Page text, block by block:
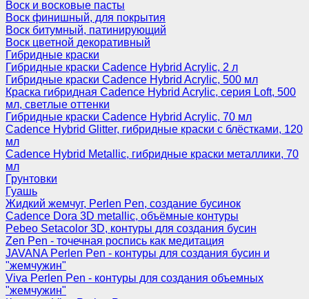
Воск и восковые пасты
Воск финишный, для покрытия
Воск битумный, патинирующий
Воск цветной декоративный
Гибридные краски
Гибридные краски Cadence Hybrid Acrylic, 2 л
Гибридные краски Cadence Hybrid Acrylic, 500 мл
Краска гибридная Cadence Hybrid Acrylic, серия Loft, 500
мл, светлые оттенки
Гибридные краски Cadence Hybrid Acrylic, 70 мл
Cadence Hybrid Glitter, гибридные краски с блёстками, 120
мл
Cadence Hybrid Metallic, гибридные краски металлики, 70
мл
Грунтовки
Гуашь
Жидкий жемчуг, Perlen Pen, создание бусинок
Cadence Dora 3D metallic, объёмные контуры
Pebeo Setacolor 3D, контуры для создания бусин
Zen Pen - точечная роспись как медитация
JAVANA Perlen Pen - контуры для создания бусин и
"жемчужин"
Viva Perlen Pen - контуры для создания объемных
"жемчужин"